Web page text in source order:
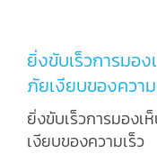
ยิ่งขับเร็วการมอ
ภัยเงียบของความ
ยิ่งขับเร็วการมอง
เงียบของความเร็ว